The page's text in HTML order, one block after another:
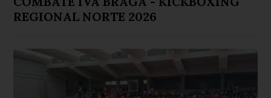
REGIONAL NORTE 2026